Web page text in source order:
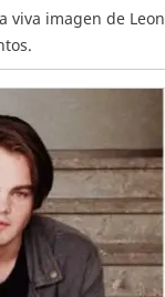
viva imagen de